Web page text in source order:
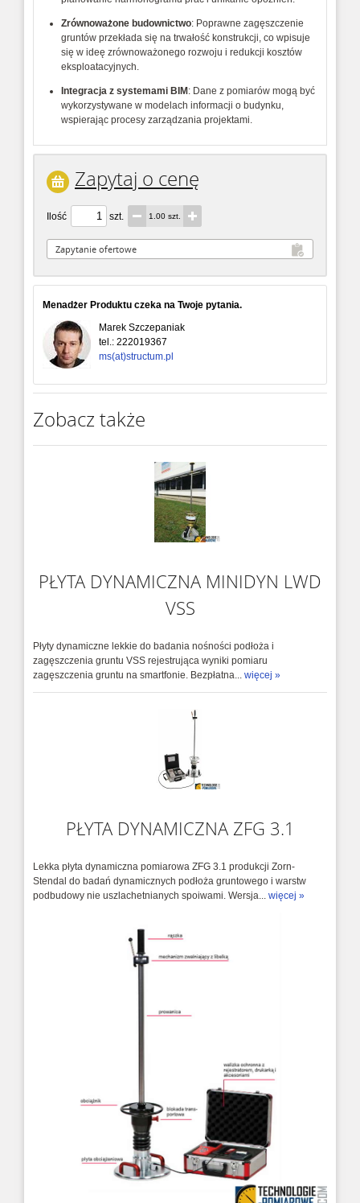
Zrównoważone budownictwo: Poprawne zagęszczenie
gruntów przekłada się na trwałość konstrukcji, co wpisuje
się w ideę zrównoważonego rozwoju i redukcji kosztów
eksploatacyjnych.
Integracja z systemami BIM : Dane z pomiarów mogą być
wykorzystywane w modelach informacji o budynku,
wspierając procesy zarządzania projektami.
Zapytaj o cenę
Ilość szt. 1.00 szt.
Menadżer Produktu czeka na Twoje pytania.
Marek Szczepaniak
tel.: 222019367
ms(at)structum.pl
Zobacz także
PŁYTA DYNAMICZNA MINIDYN LWD
VSS
Płyty dynamiczne lekkie do badania nośności podłoża i
zagęszczenia gruntu VSS rejestrująca wyniki pomiaru
zagęszczenia gruntu na smartfonie. Bezpłatna... więcej »
PŁYTA DYNAMICZNA ZFG 3.1
Lekka płyta dynamiczna pomiarowa ZFG 3.1 produkcji Zorn-
Stendal do badań dynamicznych podłoża gruntowego i warstw
podbudowy nie uszlachetnianych spoiwami. Wersja... więcej »